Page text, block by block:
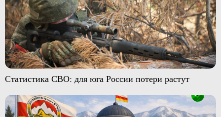
Статистика СВО: для юга России потери растут